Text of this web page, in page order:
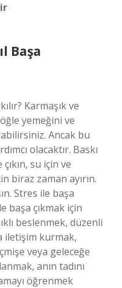
Başa
Karmaşık ve
yemeğini ve
Ancak bu
olacaktır. Baskı
su için ve
biraz zaman ayırın.
Stres ile başa
başa çıkmak için
beslenmek, düzenli
iletişim kurmak,
veya geleceğe
anın tadını
öğrenmek